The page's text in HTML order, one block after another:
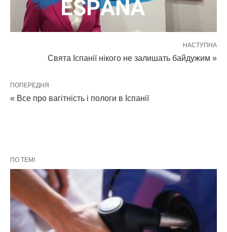
НАСТУПНА
Свята Іспанії нікого не залишать байдужим »
ПОПЕРЕДНЯ
« Все про вагітність і пологи в Іспанії
ПО ТЕМІ